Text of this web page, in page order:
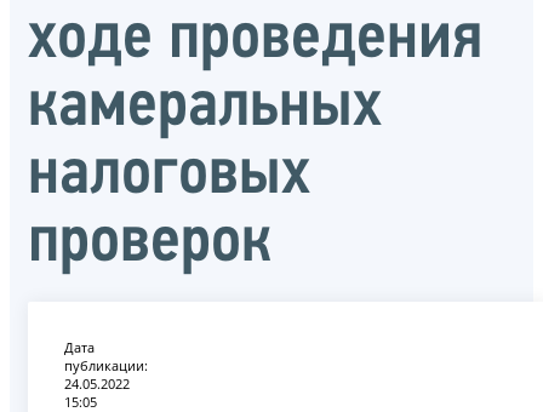
ходе проведения
камеральных
налоговых
проверок
Дата
публикации:
24.05.2022
15:05